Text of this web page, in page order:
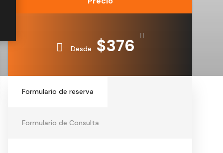
Desde $376
Formulario de reserva
Formulario de Consulta